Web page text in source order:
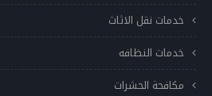
خدمات نقل الاثاث
خدمات النظافه
مكافحة الحشرات